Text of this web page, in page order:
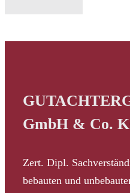
GmbH & Co.
Zert. Dipl.
bebauten und